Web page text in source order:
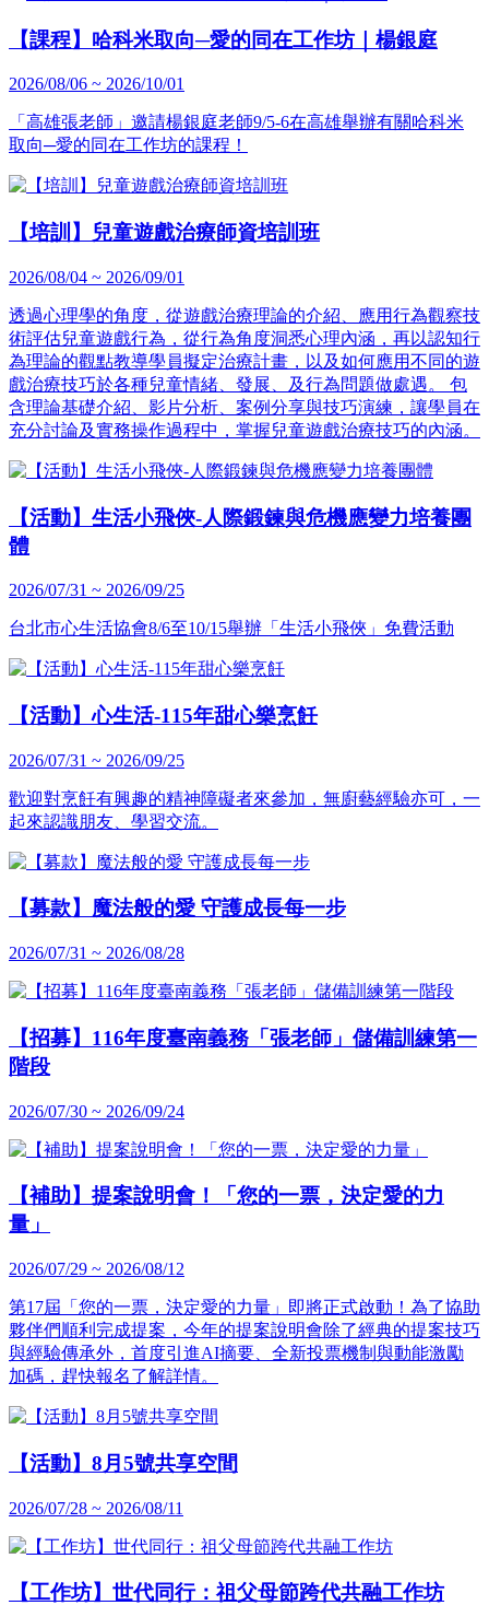
【課程】哈科米取向─愛的同在工作坊｜楊銀庭
2026/08/06 ~ 2026/10/01
「高雄張老師」邀請楊銀庭老師9/5-6在高雄舉辦有關哈科米
取向─愛的同在工作坊的課程！
【培訓】兒童遊戲治療師資培訓班
2026/08/04 ~ 2026/09/01
透過心理學的角度，從遊戲治療理論的介紹、應用行為觀察技
術評估兒童遊戲行為，從行為角度洞悉心理內涵，再以認知行
為理論的觀點教導學員擬定治療計畫，以及如何應用不同的遊
戲治療技巧於各種兒童情緒、發展、及行為問題做處遇。 包
含理論基礎介紹、影片分析、案例分享與技巧演練，讓學員在
充分討論及實務操作過程中，掌握兒童遊戲治療技巧的內涵。
【活動】生活小飛俠-人際鍛鍊與危機應變力培養團
體
2026/07/31 ~ 2026/09/25
台北市心生活協會8/6至10/15舉辦「生活小飛俠」免費活動
【活動】心生活-115年甜心樂烹飪
2026/07/31 ~ 2026/09/25
歡迎對烹飪有興趣的精神障礙者來參加，無廚藝經驗亦可，一
起來認識朋友、學習交流。
【募款】魔法般的愛 守護成長每一步
2026/07/31 ~ 2026/08/28
【招募】116年度臺南義務「張老師」儲備訓練第一
階段
2026/07/30 ~ 2026/09/24
【補助】提案說明會！「您的一票，決定愛的力
量」
2026/07/29 ~ 2026/08/12
第17屆「您的一票，決定愛的力量」即將正式啟動！為了協助
夥伴們順利完成提案，今年的提案說明會除了經典的提案技巧
與經驗傳承外，首度引進AI摘要、全新投票機制與動能激勵
加碼，趕快報名了解詳情。
【活動】8月5號共享空間
2026/07/28 ~ 2026/08/11
【工作坊】世代同行：祖父母節跨代共融工作坊